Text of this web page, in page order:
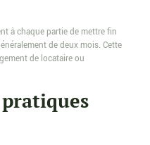
à chaque partie de mettre fin
de deux mois. Cette
de locataire ou